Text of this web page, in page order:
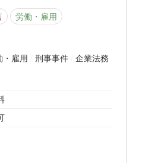
労働・雇用
・雇用 刑事事件 企業法務